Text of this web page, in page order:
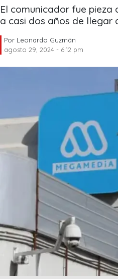
El comunicador fue pieza
a casi dos años de llegar
Por Leonardo Guzmán
agosto 29, 2024 - 6:12 pm